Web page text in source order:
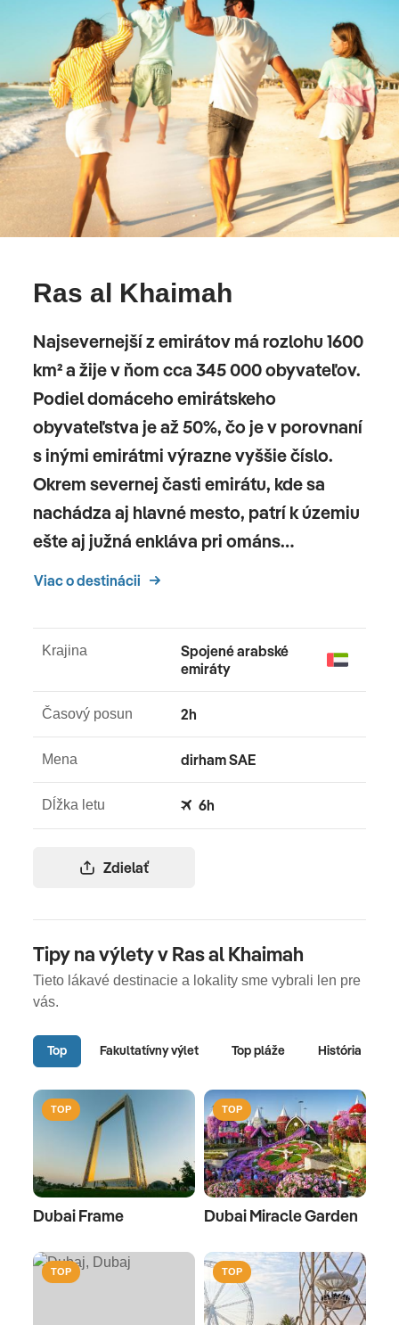
Ras al Khaimah
Najsevernejší z emirátov má rozlohu 1600
km² a žije v ňom cca 345 000 obyvateľov.
Podiel domáceho emirátskeho
obyvateľstva je až 50%, čo je v porovnaní
s inými emirátmi výrazne vyššie číslo.
Okrem severnej časti emirátu, kde sa
nachádza aj hlavné mesto, patrí k územiu
ešte aj južná enkláva pri ománs…
Viac o destinácii
Zdielať
Krajina
Spojené arabské
emiráty
Časový posun 2h
Mena dirham SAE
Dĺžka letu 6h
Tipy na výlety v Ras al Khaimah
Tieto lákavé destinacie a lokality sme vybrali len pre
vás.
Top Fakultatívny výlet Top pláže História
TOP
Dubai Frame
TOP
Dubai Miracle Garden
TOP TOP